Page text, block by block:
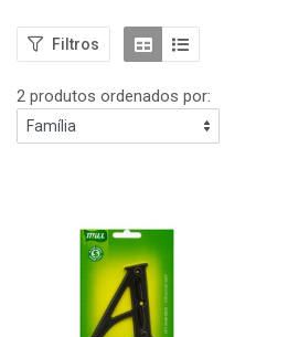
Filtros
2 produtos ordenados por: